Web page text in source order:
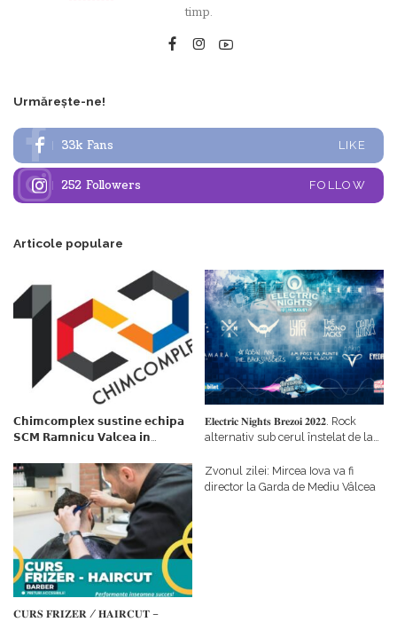
timp.
Urmărește-ne!
33k Fans LIKE
252 Followers FOLLOW
Articole populare
𝗖𝗵𝗶𝗺𝗰𝗼𝗺𝗽𝗹𝗲𝘅 𝘀𝘂𝘀𝘁𝗶𝗻𝗲 𝗲𝗰𝗵𝗶𝗽𝗮
𝗦𝗖𝗠 𝗥𝗮𝗺𝗻𝗶𝗰𝘂 𝗩𝗮𝗹𝗰𝗲𝗮 𝗶𝗻
𝗳𝗶𝗻𝗮𝗻𝘁𝗮𝘁𝗼𝗿
𝐄𝐥𝐞𝐜𝐭𝐫𝐢𝐜 𝐍𝐢𝐠𝐡𝐭𝐬 𝐁𝐫𝐞𝐳𝐨𝐢 𝟐𝟎𝟐𝟐. Rock
alternativ sub cerul înstelat de la
𝐂𝐔𝐑𝐒 𝐅𝐑𝐈𝐙𝐄𝐑 / 𝐇𝐀𝐈𝐑𝐂𝐔𝐓 –
Zvonul zilei: Mircea Iova va fi
director la Garda de Mediu Vâlcea